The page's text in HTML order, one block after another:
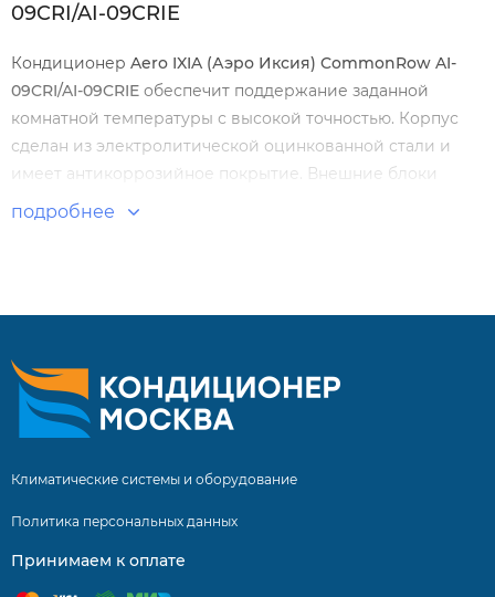
09CRI/AI-09CRIE
Кондиционер Aero IXIA (Аэро Иксия) CommonRow AI-
09CRI/AI-09CRIE обеспечит поддержание заданной
комнатной температуры с высокой точностью. Корпус
сделан из электролитической оцинкованной стали и
имеет антикоррозийное покрытие. Внешние блоки
кондиционеров не подвергаются воздействию
Очистка испарителя
Быстрое охлаждение/обогрев
Теплообменник с 4-мя сгибами
Широкоугольные жалюзи
Независимое осушение
подробнее
Климатические системы и оборудование
Политика персональных данных
Принимаем к оплате